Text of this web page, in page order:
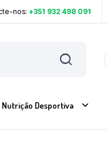
nos:+351 932 498 091
Nutrição Desportiva